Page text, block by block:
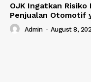
OJK Ingatkan
Penjualan Otomotif
Admin - August 8,